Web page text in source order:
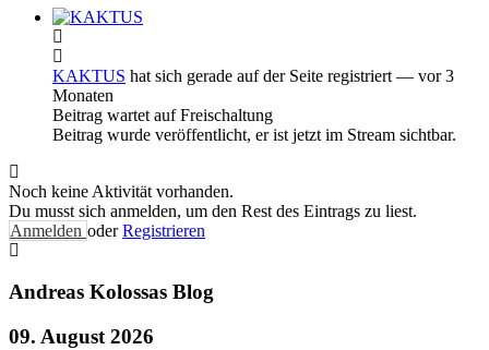
KAKTUS hat sich gerade auf der Seite registriert — vor 3
Monaten
Beitrag wartet auf Freischaltung
Beitrag wurde veröffentlicht, er ist jetzt im Stream sichtbar.
Noch keine Aktivität vorhanden.
Du musst sich anmelden, um den Rest des Eintrags zu liest.
Anmelden oderRegistrieren
Andreas Kolossas Blog
09. August 2026